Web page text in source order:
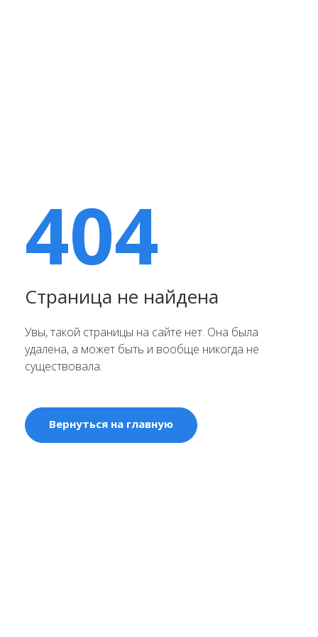
404
Страница не найдена
Увы, такой страницы на сайте нет. Она была
удалена, а может быть и вообще никогда не
существовала.
Вернуться на главную